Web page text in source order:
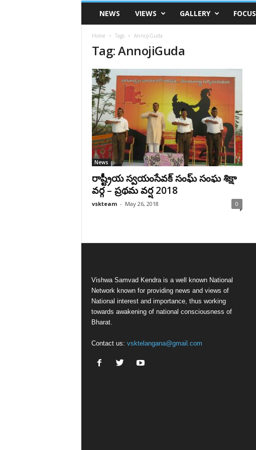
VSK
TelanganaNEWS VIEWS GALLERY FOCUS
Home Tags AnnojiGuda
Tag: AnnojiGuda
News
రాష్ట్రీయ స్వయంసేవక్ సంఘ్ సంఘ శిక్షా
వర్గ – ప్రథమ వర్ష 2018
vskteam - May 26, 2018 0
Vishwa Samvad Kendra is a well known National
Network known for providing news and views of
National interest and importance, thus working
towards awakening of national consciousness of
Bharat.
Contact us: vsktelangana@gmail.com